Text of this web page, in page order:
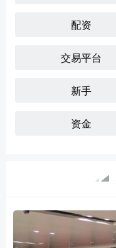
配资
交易平台
新手
资金